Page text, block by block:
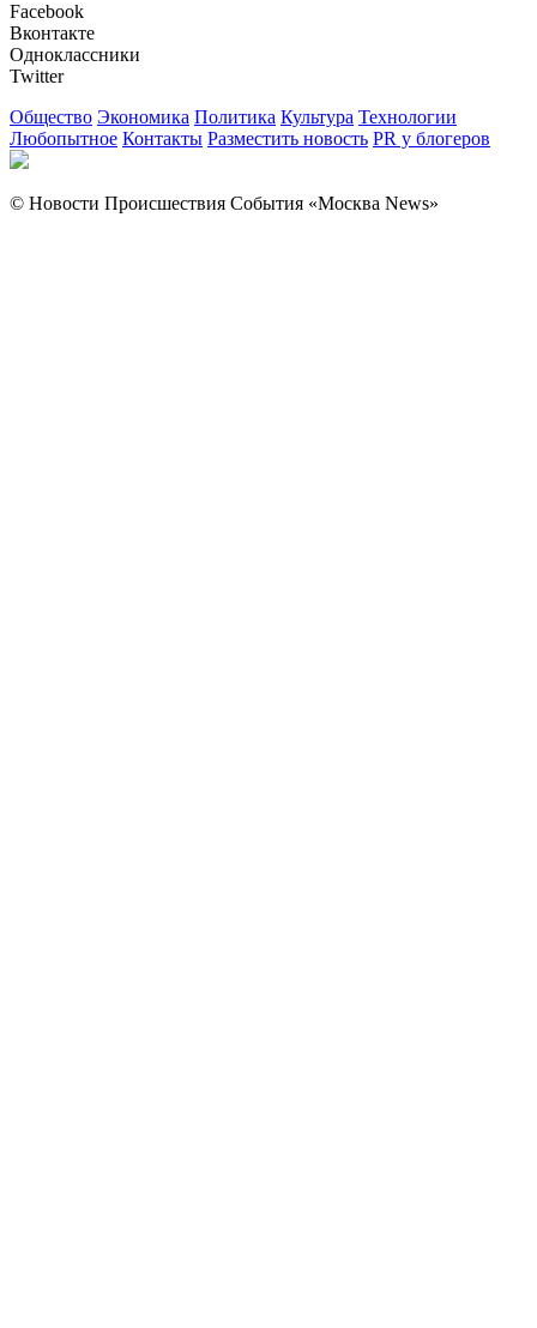
Facebook
Вконтакте
Одноклассники
Twitter
Общество Экономика Политика Культура Технологии
Любопытное Контакты Разместить новость PR у блогеров
© Новости Происшествия События «Москва News»